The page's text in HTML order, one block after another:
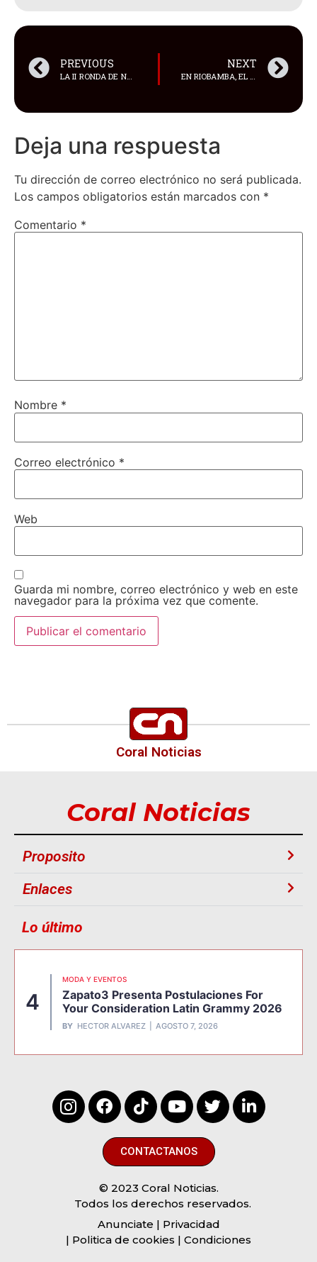
PREVIOUS
LA II RONDA DE NEGOCIACIONES PARA LA SUSCRIPCIÓN DEL ACUERDO COMERCIAL ENTRE ECUADOR Y CANADÁ COMENZÓ ESTE LUNES
NEXT
Deja una respuesta
Tu dirección de correo electrónico no será publicada.
Los campos obligatorios están marcados con *
Comentario *
Nombre *
Correo electrónico *
Web
Guarda mi nombre, correo electrónico y web en este
navegador para la próxima vez que comente.
Coral Noticias
Coral Noticias
Proposito
Enlaces
Lo último
4
MODA Y EVENTOS
Zapato3 Presenta Postulaciones For
Your Consideration Latin Grammy 2026
BY HECTOR ALVAREZ AGOSTO 7, 2026
CONTACTANOS
© 2023 Coral Noticias.
Todos los derechos reservados.
Anunciate | Privacidad
| Politica de cookies | Condiciones